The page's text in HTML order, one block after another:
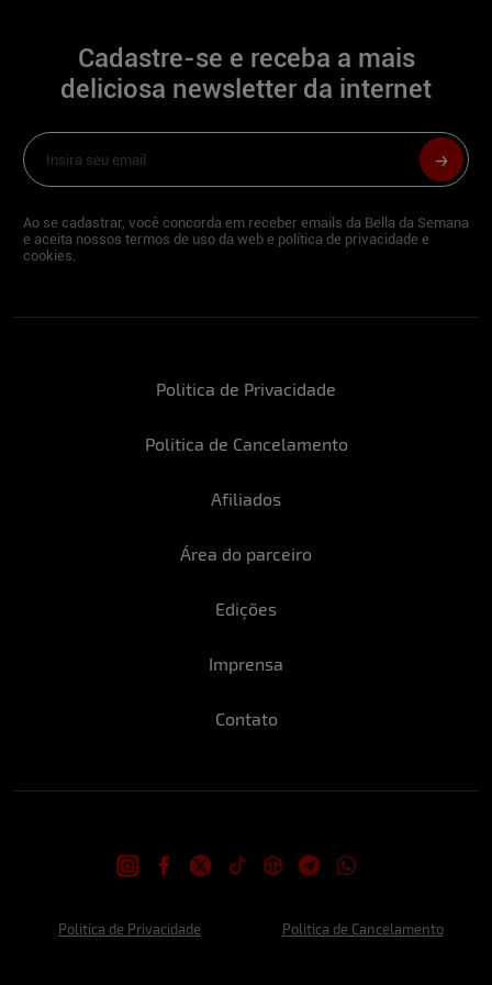
Adoro fazer caminhadas pela manhã e
academia.
Estuda? O que?
Procuro viajar.
Quando o assunto é futebol, torce para
Torço para o Grêmio.
na semana, também procuro me alimentar
Liberdade, conhecimento, persistência.
Já fez ménage? Caso não, toparia?
Politica de Privacidade
Politica de Cancelamento
Afiliados
Área do parceiro
Edições
Imprensa
Contato
Cadastre-se e receba a mais
deliciosa newsletter da internet
Ao se cadastrar, você concorda em receber emails da Bella da Semana
e aceita nossos termos de uso da web e política de privacidade e
cookies.
Politica de Privacidade Politica de Cancelamento